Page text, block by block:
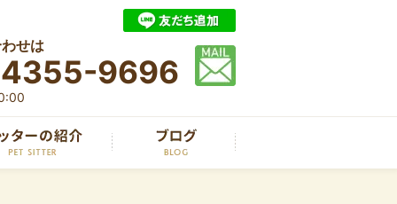
せは
9696